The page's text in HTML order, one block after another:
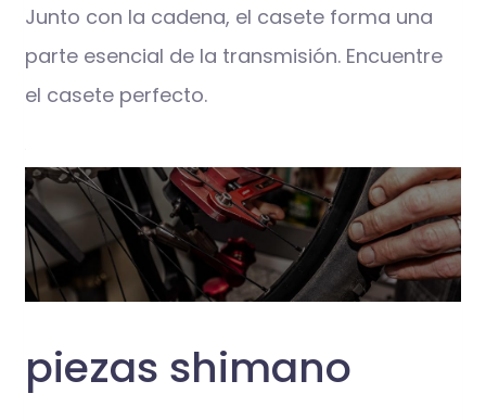
Junto con la cadena, el casete forma una
parte esencial de la transmisión. Encuentre
el casete perfecto.
piezas shimano